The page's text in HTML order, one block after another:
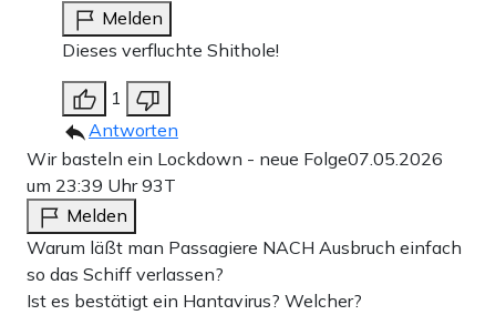
Melden
Dieses verfluchte Shithole!
1
Antworten
Wir basteln ein Lockdown - neue Folge07.05.2026
um 23:39 Uhr93T
Melden
Warum läßt man Passagiere NACH Ausbruch einfach
so das Schiff verlassen?
Ist es bestätigt ein Hantavirus? Welcher?